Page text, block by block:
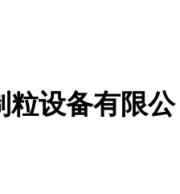
粒设备有限公